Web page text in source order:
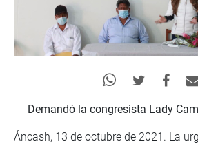
Demandó la congresista Lady
Áncash, 13 de octubre de 2021. La